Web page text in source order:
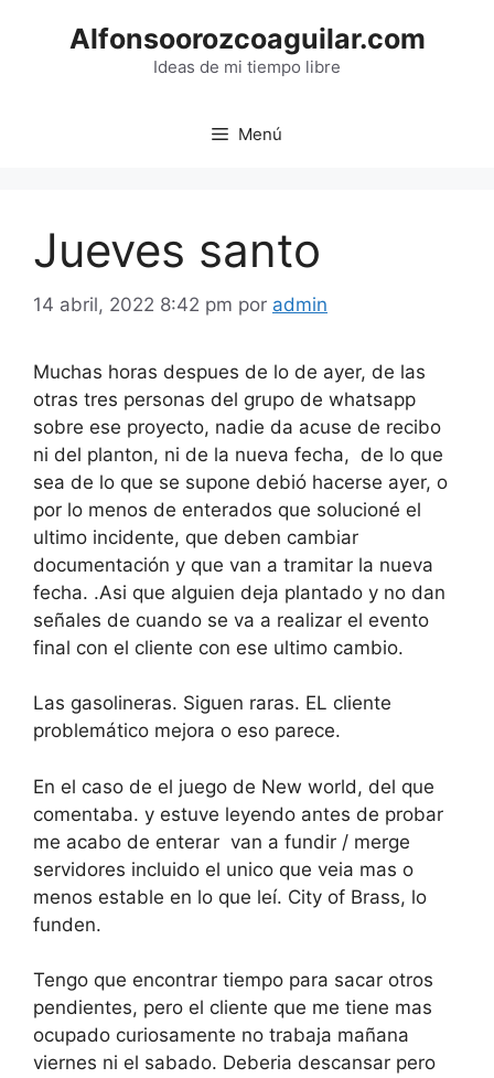
Alfonsoorozcoaguilar.com
Ideas de mi tiempo libre
Menú
Jueves santo
14 abril, 2022 8:42 pm por admin
Muchas horas despues de lo de ayer, de las
otras tres personas del grupo de whatsapp
sobre ese proyecto, nadie da acuse de recibo
ni del planton, ni de la nueva fecha, de lo que
sea de lo que se supone debió hacerse ayer, o
por lo menos de enterados que solucioné el
ultimo incidente, que deben cambiar
documentación y que van a tramitar la nueva
fecha. .Asi que alguien deja plantado y no dan
señales de cuando se va a realizar el evento
final con el cliente con ese ultimo cambio.
Las gasolineras. Siguen raras. EL cliente
problemático mejora o eso parece.
En el caso de el juego de New world, del que
comentaba. y estuve leyendo antes de probar
me acabo de enterar van a fundir / merge
servidores incluido el unico que veia mas o
menos estable en lo que leí. City of Brass, lo
funden.
Tengo que encontrar tiempo para sacar otros
pendientes, pero el cliente que me tiene mas
ocupado curiosamente no trabaja mañana
viernes ni el sabado. Deberia descansar pero